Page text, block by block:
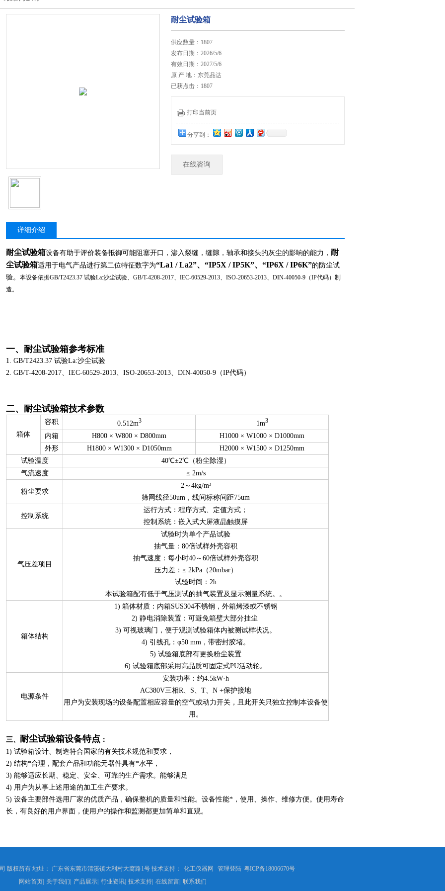
耐尘试验箱
供应数量：1807
发布日期：2026/5/6
有效日期：2027/5/6
原 产 地：东莞品达
已获点击：1807
打印当前页
分享到：
在线咨询
详细介绍
耐尘试验箱设备有助于评价装备抵御可能阻塞开口，渗入裂缝，缝隙，轴承和接头的灰尘的影响的能力， 耐
尘试验箱适用于电气产品进行第二位特征数字为“La1 / La2”、“IP5X / IP5K”、“IP6X / IP6K”的防尘试
验。 本设备依据GB/T2423.37 试验La:沙尘试验、GB/T-4208-2017、IEC-60529-2013、ISO-20653-2013、DIN-40050-9（IP代码）制
造。
一、 耐尘试验箱参考标准
1. GB/T2423.37 试验La:沙尘试验
2. GB/T-4208-2017、IEC-60529-2013、ISO-20653-2013、DIN-40050-9（IP代码）
二、 耐尘试验箱技术参数
箱体
容积 0.512m3 1m3
内箱 H800 × W800 × D800mm
H1000 × W1000 × D1000mm
外形
H1800 × W1300 × D1050mm
H2000 × W1500 × D1250mm
试验温度
40℃±2℃（粉尘除湿）
气流速度
≤ 2m/s
粉尘要求
2～4kg/m³
筛网线径50um，线间标称间距75um
控制系统
运行方式：程序方式、定值方式；
控制系统：嵌入式大屏液晶触摸屏
气压差项目
试验时为单个产品试验
抽气量：80倍试样外壳容积
抽气速度：每小时40～60倍试样外壳容积
压力差：≤ 2kPa（20mbar）
试验时间：2h
本试验箱配有低于气压测试的抽气装置及显示测量系统。。
箱体结构
1) 箱体材质：内箱SUS304不锈钢，外箱烤漆或不锈钢
2) 静电消除装置：可避免箱壁大部分挂尘
3) 可视玻璃门，便于观测试验箱体内被测试样状况。
4) 引线孔：φ50 mm，带密封胶堵。
5) 试验箱底部有更换粉尘装置
6) 试验箱底部采用高品质可固定式PU活动轮。
电源条件
安装功率：约4.5kW·h
AC380V三相R、S、T、N +保护接地
用户为安装现场的设备配置相应容量的空气或动力开关，且此开关只独立控制本设备使
用。
三、 耐尘试验箱设备特点 ：
1) 试验箱设计、制造符合国家的有关技术规范和要求，
2) 结构*合理，配套产品和功能元器件具有*水平，
3) 能够适应长期、稳定、安全、可靠的生产需求。能够满足
4) 用户为从事上述用途的加工生产要求。
5) 设备主要部件选用厂家的优质产品，确保整机的质量和性能。设备性能*，使用、操作、维修方便。使用寿命
长，有良好的用户界面，使用户的操作和监测都更加简单和直观。
版权所有 地址： 广东省东莞市清溪镇大利村大窝路1号 技术支持： 化工仪器网 管理登陆 粤ICP备18006670号
网站首页| 关于我们 产品展示| 行业资讯| 技术支持| 在线留言| 联系我们